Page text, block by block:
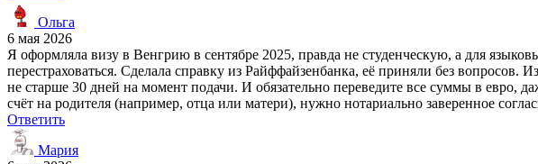
Ольга
6 мая 2026
Я оформляла визу в Венгрию в сентябре 2025, правда не студенческую, а для
перестраховаться. Сделала справку из Райффайзенбанка, её приняли без
не старше 30 дней на момент подачи. И обязательно переведите все суммы в евро,
счёт на родителя (например, отца или матери), нужно нотариально заверенное
Ответить
Мария